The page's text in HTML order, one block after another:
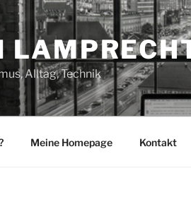
Alltag, Technik
Meine Homepage Kontakt